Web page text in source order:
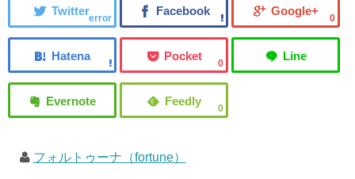
error 0
0
0
フォルトゥーナ（fortune）